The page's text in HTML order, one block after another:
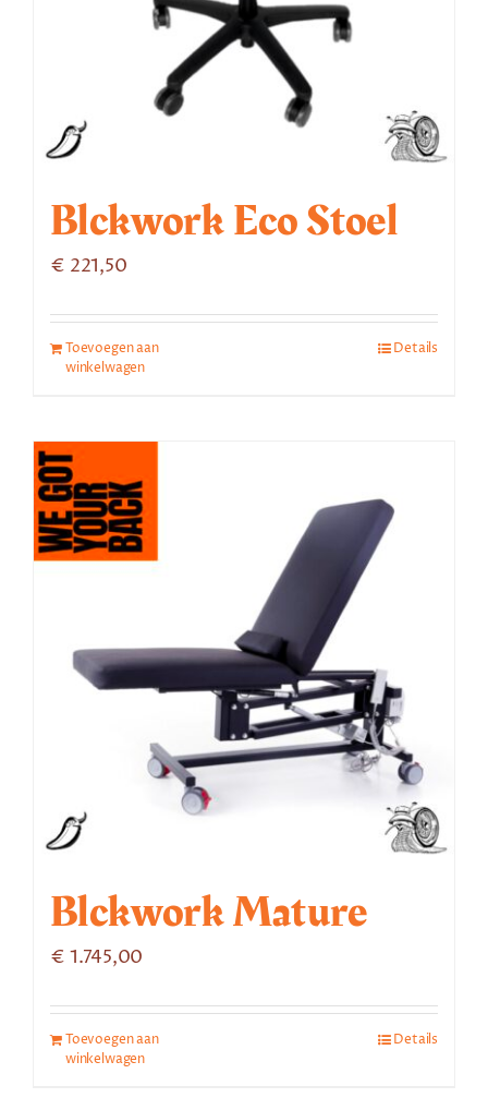
Blckwork Eco Stoel
€ 221,50
Toevoegen aan
winkelwagen
Details
Blckwork Mature
€ 1.745,00
Toevoegen aan
winkelwagen
Details